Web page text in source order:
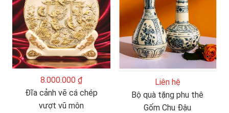
8.000.000 ₫
Đĩa cảnh vẽ cá chép
vượt vũ môn
Liên hệ
Bộ quà tặng phu thê
Gốm Chu Đậu